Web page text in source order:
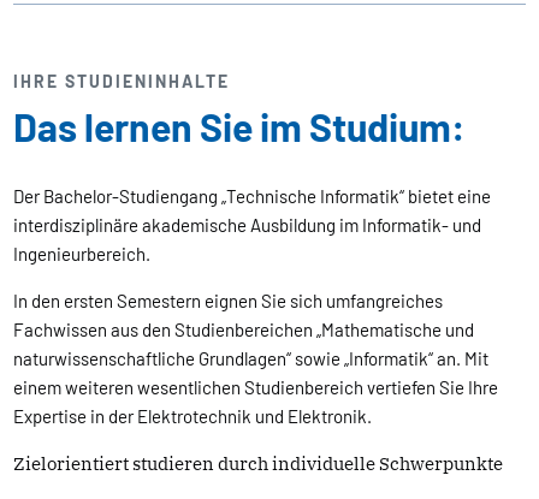
IHRE STUDIENINHALTE
Das lernen Sie im Studium:
Der Bachelor-Studiengang „Technische Informatik“ bietet eine
interdisziplinäre akademische Ausbildung im Informatik- und
Ingenieurbereich.
In den ersten Semestern eignen Sie sich umfangreiches
Fachwissen aus den Studienbereichen „Mathematische und
naturwissenschaftliche Grundlagen“ sowie „Informatik“ an. Mit
einem weiteren wesentlichen Studienbereich vertiefen Sie Ihre
Expertise in der Elektrotechnik und Elektronik.
Zielorientiert studieren durch individuelle Schwerpunkte